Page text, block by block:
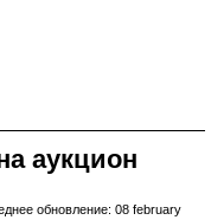
аукцион
обновление: 08 february